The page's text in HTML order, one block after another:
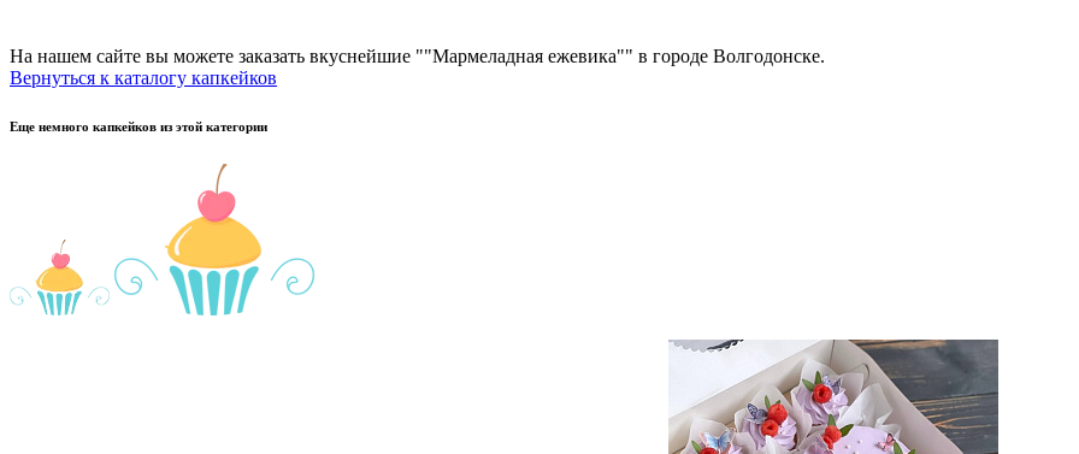
На нашем сайте вы можете заказать вкуснейшие ""Мармеладная ежевика"" в городе Волгодонске.
Вернуться к каталогу капкейков
Еще немного капкейков из этой категории